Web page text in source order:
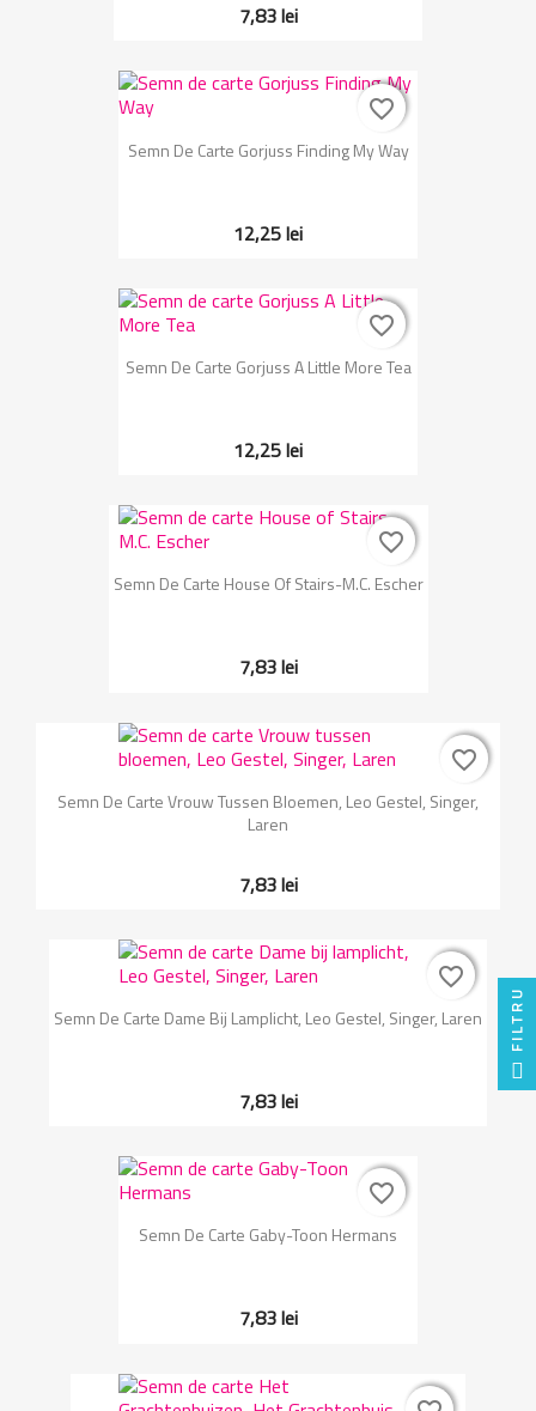
7,83 lei
Semn De Carte Gorjuss Finding My Way
12,25 lei
favorite_border
favorite_border
Semn De Carte Gorjuss A Little More Tea
12,25 lei
favorite_border
favorite_border
Semn De Carte House Of Stairs-M.C. Escher
7,83 lei
favorite_border
favorite_border
Semn De Carte Vrouw Tussen Bloemen, Leo Gestel, Singer,
Laren
7,83 lei
favorite_border
favorite_border
Semn De Carte Dame Bij Lamplicht, Leo Gestel, Singer, Laren
7,83 lei
favorite_border
favorite_border
Semn De Carte Gaby-Toon Hermans
7,83 lei
favorite_border
favorite_border
FILTRU